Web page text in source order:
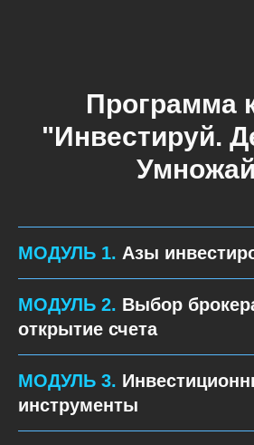
Программа
"Инвестируй.
МОДУЛЬ 1. Азы
МОДУЛЬ 2. Выбор
открытие счета
МОДУЛЬ 3.
инструменты